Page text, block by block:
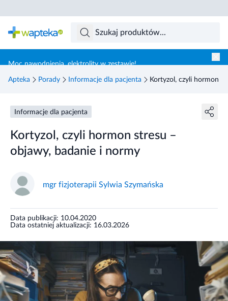
Moc nawodnienia, elektrolity w zestawie!
Apteka Porady Informacje dla pacjenta Kortyzol, czyli hormon
Informacje dla pacjenta
Kortyzol, czyli hormon stresu –
objawy, badanie i normy
mgr fizjoterapii Sylwia Szymańska
Data publikacji: 10.04.2020
Data ostatniej aktualizacji: 16.03.2026